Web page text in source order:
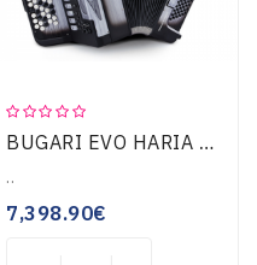
BUGARI EVO HARIA B55 TITANIUM LX
..
7,398.90€